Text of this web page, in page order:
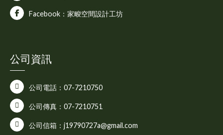
Facebook：家畯空間設計工坊
公司資訊
公司電話：07-7210750
公司傳真：07-7210751
公司信箱：j19790727a@gmail.com